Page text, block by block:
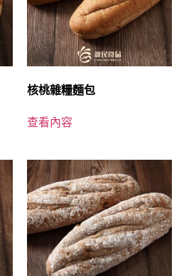
核桃雜糧麵包
查看內容